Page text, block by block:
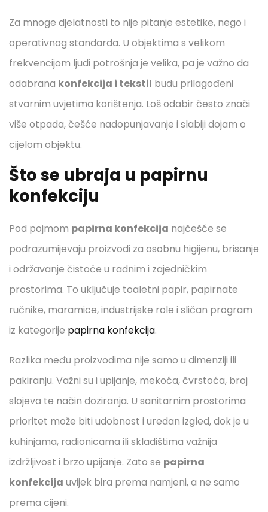
Za mnoge djelatnosti to nije pitanje estetike, nego i
operativnog standarda. U objektima s velikom
frekvencijom ljudi potrošnja je velika, pa je važno da
odabrana konfekcija i tekstil budu prilagođeni
stvarnim uvjetima korištenja. Loš odabir često znači
više otpada, češće nadopunjavanje i slabiji dojam o
cijelom objektu.
Što se ubraja u papirnu
konfekciju
Pod pojmom papirna konfekcija najčešće se
podrazumijevaju proizvodi za osobnu higijenu, brisanje
i održavanje čistoće u radnim i zajedničkim
prostorima. To uključuje toaletni papir, papirnate
ručnike, maramice, industrijske role i sličan program
iz kategorije papirna konfekcija.
Razlika među proizvodima nije samo u dimenziji ili
pakiranju. Važni su i upijanje, mekoća, čvrstoća, broj
slojeva te način doziranja. U sanitarnim prostorima
prioritet može biti udobnost i uredan izgled, dok je u
kuhinjama, radionicama ili skladištima važnija
izdržljivost i brzo upijanje. Zato se papirna
konfekcija uvijek bira prema namjeni, a ne samo
prema cijeni.